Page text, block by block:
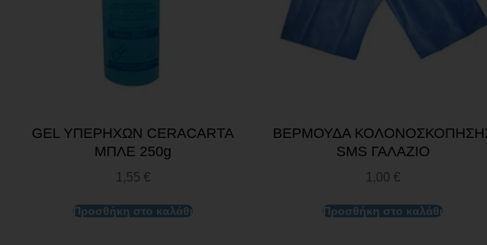
GEL ΥΠΕΡΗΧΩΝ CERACARTA
ΜΠΛΕ 250g
1,55 €
Προσθήκη στο καλάθι
ΒΕΡΜΟΥΔΑ
SMS ΓΑΛΑΖΙΟ
1,00 €
Προσθήκη στο καλάθι